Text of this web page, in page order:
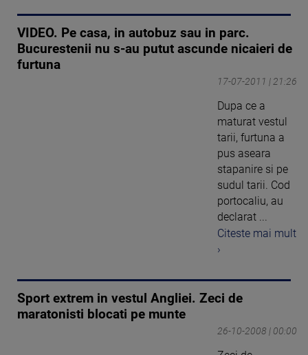
VIDEO. Pe casa, in autobuz sau in parc.
Bucurestenii nu s-au putut ascunde nicaieri de
furtuna
17-07-2011 | 21:26
Dupa ce a
maturat vestul
tarii, furtuna a
pus aseara
stapanire si pe
sudul tarii. Cod
portocaliu, au
declarat ...
Citeste mai mult
›
Sport extrem in vestul Angliei. Zeci de
maratonisti blocati pe munte
26-10-2008 | 00:00